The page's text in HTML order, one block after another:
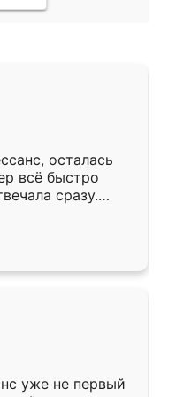
осталась
всё быстро
сразу.
подошёл к
Собрали
даже
уже не первый